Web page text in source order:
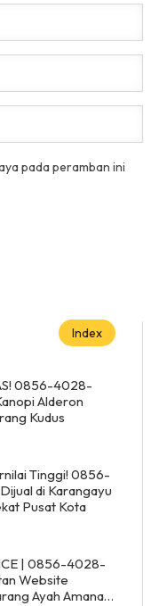
pada peramban ini
Index
0856-4028-
Alderon
Kudus
Tinggi! 0856-
di Karangayu
Pusat Kota
| 0856-4028-
Website
Ayah Amanah